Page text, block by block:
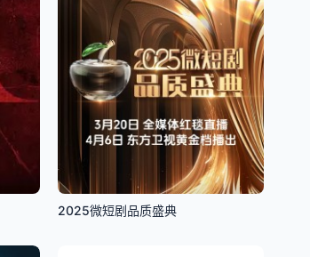
2025微短剧品质盛典